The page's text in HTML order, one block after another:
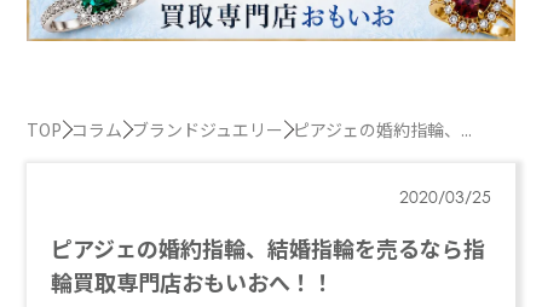
TOP コラム ブランドジュエリー ピアジェの婚約指輪、...
2020/03/25
ピアジェの婚約指輪、結婚指輪を売るなら指
輪買取専門店おもいおへ！！